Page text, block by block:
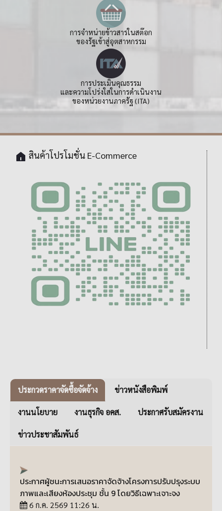
การจำหน่ายข้าวสารในสต๊อก
ของรัฐเข้าสู่อุตสาหกรรม
การประเมินคุณธรรม
และความโปร่งใสในการดำเนินงาน
ของหน่วยงานภาครัฐ (ITA)
สินค้าโปรโมชั่น E-Commerce
ประกวดราคาจัดซื้อจัดจ้าง ข่าวหนังสือพิมพ์
งานนโยบาย งานธุรกิจ อคส. ประกาศรับสมัครงาน
ข่าวประชาสัมพันธ์
ประกาศผู้ชนะการเสนอราคาจัดจ้างโครงการปรับปรุงระบบ
ภาพและเสียงห้องประชุม ชั้น 9 โดยวิธีเฉพาะเจาะจง
6 ก.ค. 2569 11:26 น.